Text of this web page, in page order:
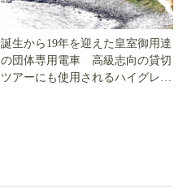
誕生から19年を迎えた皇室御用達
の団体専用電車 高級志向の貸切
ツアーにも使用されるハイグレー